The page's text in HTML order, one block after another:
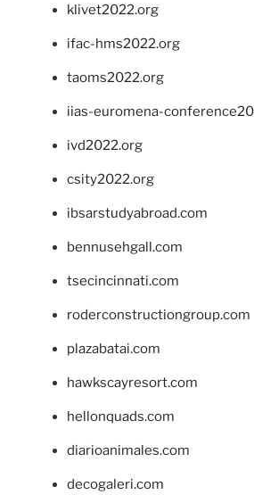
klivet2022.org
ifac-hms2022.org
taoms2022.org
iias-euromena-
ivd2022.org
csity2022.org
ibsarstudyabroad.com
bennusehgall.com
tsecincinnati.com
roderconstructiongroup.com
plazabatai.com
hawkscayresort.com
hellonquads.com
diarioanimales.com
decogaleri.com